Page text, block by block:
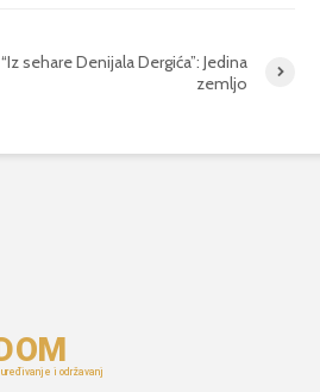
“Iz sehare Denijala Dergića”: Jedina
zemljo